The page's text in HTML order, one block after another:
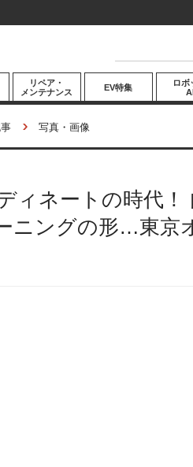
リペア・
メンテナンス
EV特集
ロボ
写真・画像
ィネートの時代！
ニングの形…東京